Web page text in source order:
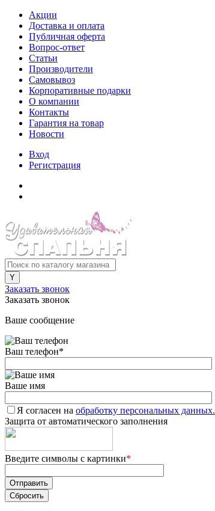
Акции
Доставка и оплата
Публичная оферта
Вопрос-ответ
Статьи
Производители
Самовывоз
Корпоративные подарки
О компании
Контакты
Гарантия на товар
Новости
Вход
Регистрация
Заказать звонок
Заказать звонок
Ваше сообщение
Ваш телефон*
Ваше имя
Я согласен на обработку персональных данных.
Защита от автоматического заполнения
Введите символы с картинки*